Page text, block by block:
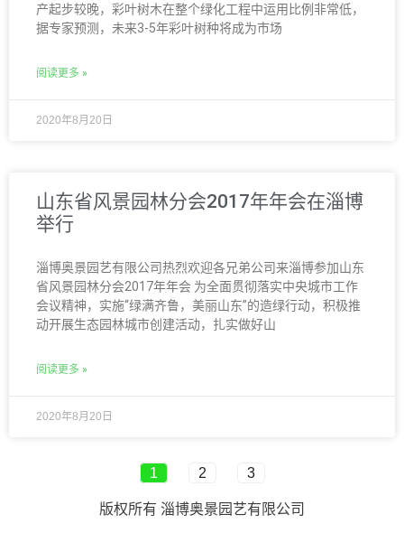
产起步较晚，彩叶树木在整个绿化工程中运用比例非常低，
据专家预测，未来3-5年彩叶树种将成为市场
阅读更多 »
2020年8月20日
山东省风景园林分会2017年年会在淄博
举行
淄博奥景园艺有限公司热烈欢迎各兄弟公司来淄博参加山东
省风景园林分会2017年年会 为全面贯彻落实中央城市工作
会议精神，实施“绿满齐鲁，美丽山东”的造绿行动，积极推
动开展生态园林城市创建活动，扎实做好山
阅读更多 »
2020年8月20日
1 2 3
版权所有 淄博奥景园艺有限公司